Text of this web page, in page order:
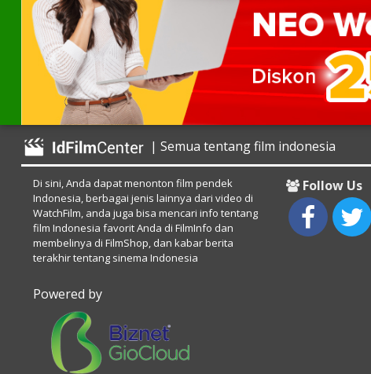
| Semua tentang film indonesia
Di sini, Anda dapat menonton film pendek
Indonesia, berbagai jenis lainnya dari video di
WatchFilm, anda juga bisa mencari info tentang
film Indonesia favorit Anda di FilmInfo dan
membelinya di FilmShop, dan kabar berita
terakhir tentang sinema Indonesia
Powered by
Follow Us